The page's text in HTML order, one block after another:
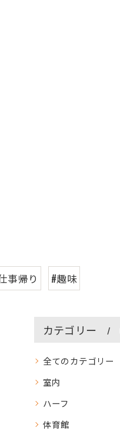
事帰り #趣味
カテゴリー
全てのカテゴリー
室内
ハーフ
体育館